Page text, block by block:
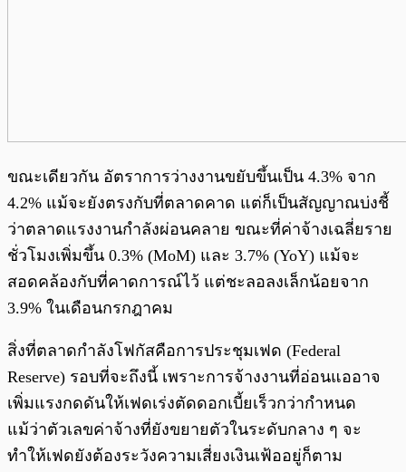
ขณะเดียวกัน อัตราการว่างงานขยับขึ้นเป็น 4.3% จาก
4.2% แม้จะยังตรงกับที่ตลาดคาด แต่ก็เป็นสัญญาณบ่งชี้
ว่าตลาดแรงงานกำลังผ่อนคลาย ขณะที่ค่าจ้างเฉลี่ยราย
ชั่วโมงเพิ่มขึ้น 0.3% (MoM) และ 3.7% (YoY) แม้จะ
สอดคล้องกับที่คาดการณ์ไว้ แต่ชะลอลงเล็กน้อยจาก
3.9% ในเดือนกรกฎาคม
สิ่งที่ตลาดกำลังโฟกัสคือการประชุมเฟด (Federal
Reserve) รอบที่จะถึงนี้ เพราะการจ้างงานที่อ่อนแออาจ
เพิ่มแรงกดดันให้เฟดเร่งตัดดอกเบี้ยเร็วกว่ากำหนด
แม้ว่าตัวเลขค่าจ้างที่ยังขยายตัวในระดับกลาง ๆ จะ
ทำให้เฟดยังต้องระวังความเสี่ยงเงินเฟ้ออยู่ก็ตาม